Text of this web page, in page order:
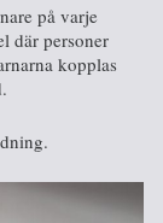
på varje
där personer
kopplas